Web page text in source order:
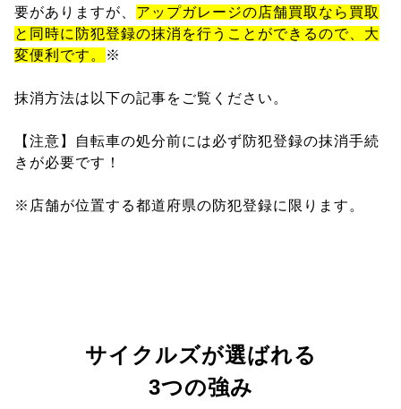
要がありますが、 アップガレージの店舗買取なら買取
と同時に防犯登録の抹消を行うことができるので、大
変便利です。
※
抹消方法は以下の記事をご覧ください。
【注意】自転車の処分前には必ず防犯登録の抹消手続
きが必要です！
※店舗が位置する都道府県の防犯登録に限ります。
サイクルズが選ばれる
3つの強み